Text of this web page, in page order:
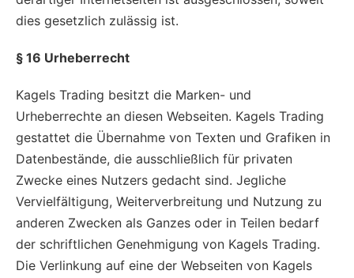
dies gesetzlich zulässig ist.
§ 16 Urheberrecht
Kagels Trading besitzt die Marken- und
Urheberrechte an diesen Webseiten. Kagels Trading
gestattet die Übernahme von Texten und Grafiken in
Datenbestände, die ausschließlich für privaten
Zwecke eines Nutzers gedacht sind. Jegliche
Vervielfältigung, Weiterverbreitung und Nutzung zu
anderen Zwecken als Ganzes oder in Teilen bedarf
der schriftlichen Genehmigung von Kagels Trading.
Die Verlinkung auf eine der Webseiten von Kagels